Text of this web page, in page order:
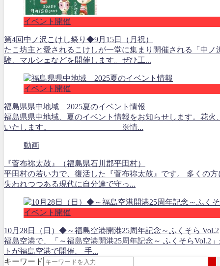
イベント開催
第4回中ノ沢こけし祭り◆9月15日（月祝）
たこ坊主と愛されるこけしが一堂に集まり開催される「中
験、マルシェなどを開催します。ぜひ工...
イベント開催
福島県県中地域 2025夏のイベント情報
福島県県中地域、夏のイベント情報をお知らせします。花
いたします。 ※情...
動画
『菅布祢太鼓』（福島県石川郡平田村）
平田村の若い力で、復活した『菅布祢太鼓』です。 多くの
失われつつある現代に自分達で守っ...
イベント開催
10月28日（日）◆～福島空港開港25周年記念～ふくそら Vol.2
福島空港で、「～福島空港開港25周年記念～ ふくそらVol.2
トが福島空港で開催。 手...
キーワード